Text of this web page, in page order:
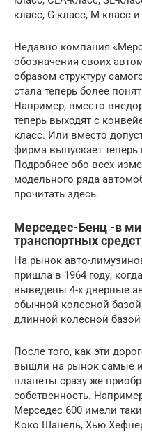
класс, G-класс, M-класс
Недавно компания
обозначения своих
образом структуру
стала теперь более
Например, вместо
теперь выходят с
класс. Или вместо
фирма выпускает теперь
Подробнее обо всех
модельного ряда
прочитать здесь.
Мерседес-Бенц -в
транспортных
На рынок авто-
пришла в 1964 году,
выведены 4-х дверные
обычной колесной
длинной колесной базой
После того, как эти
вышли на рынок самые
планеты сразу же
собственность.
Мерседес 600 имели
Коко Шанель, Хью